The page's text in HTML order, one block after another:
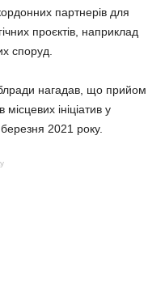
партнерів для
проєктів, наприклад
споруд.
нагадав, що прийом
ініціатив у
2021 року.